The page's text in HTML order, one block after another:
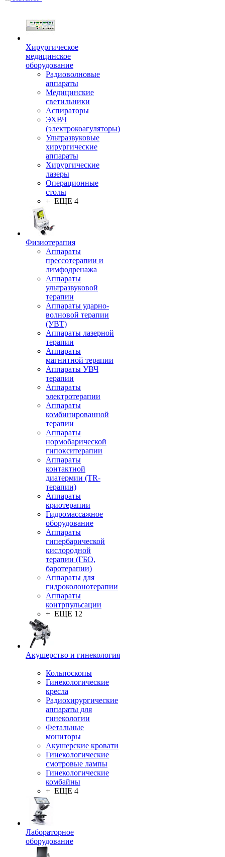
Хирургическое
медицинское
оборудование
Радиоволновые
аппараты
Медицинские
светильники
Аспираторы
ЭХВЧ
(электрокоагуляторы)
Ультразвуковые
хирургические
аппараты
Хирургические
лазеры
Операционные
столы
+ ЕЩЕ 4
Физиотерапия
Аппараты
прессотерапии и
лимфодренажа
Аппараты
ультразвуковой
терапии
Аппараты ударно-
волновой терапии
(УВТ)
Аппараты лазерной
терапии
Аппараты
магнитной терапии
Аппараты УВЧ
терапии
Аппараты
электротерапии
Аппараты
комбинированной
терапии
Аппараты
нормобарической
гипокситерапии
Аппараты
контактной
диатермии (TR-
терапии)
Аппараты
криотерапии
Гидромассажное
оборудование
Аппараты
гипербарической
кислородной
терапии (ГБО,
баротерапии)
Аппараты для
гидроколонотерапии
Аппараты
контрпульсации
+ ЕЩЕ 12
Акушерство и гинекология
Кольпоскопы
Гинекологические
кресла
Радиохирургические
аппараты для
гинекологии
Фетальные
мониторы
Акушерские кровати
Гинекологические
смотровые лампы
Гинекологические
комбайны
+ ЕЩЕ 4
Лабораторное
оборудование